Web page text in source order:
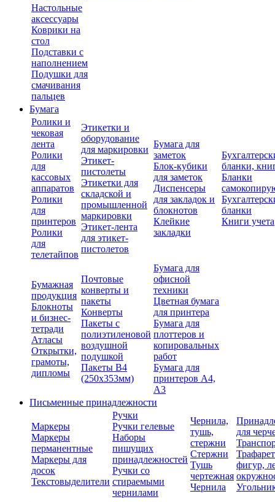
Настольные
аксессуары
Коврики на
стол
Подставки с
наполнением
Подушки для
смачивания
пальцев
Бумага
Ролики и
чековая
лента
Ролики
для
кассовых
аппаратов
Ролики
для
принтеров
Ролики
для
телетайпов
Этикетки и
оборудование
для маркировки
Этикет-
пистолеты
Этикетки для
складской и
промышленной
маркировки
Этикет-лента
для этикет-
пистолетов
Бумага для
заметок
Блок-кубики
для заметок
Диспенсеры
для закладок и
блокнотов
Клейкие
закладки
бланки,
Бланки
бланки
Книги учета
Бумажная
продукция
Блокноты
и бизнес-
тетради
Атласы
Открытки,
грамоты,
дипломы
Почтовые
конверты и
пакеты
Конверты
Пакеты с
полиэтиленовой
воздушной
подушкой
Пакеты В4
(250х353мм)
Бумага для
офисной
техники
Цветная бумага
для принтера
Бумага для
плоттеров и
копировальных
работ
Бумага для
принтеров А4,
А3
Письменные принадлежности
Маркеры
Маркеры
перманентные
Маркеры для
досок
Текстовыделители
Ручки
Ручки гелевые
Наборы
пишущих
принадлежностей
Ручки со
стираемыми
чернилами
Чернила,
тушь,
стержни
Стержни
Тушь
чертежная
Чернила
для
фигур,